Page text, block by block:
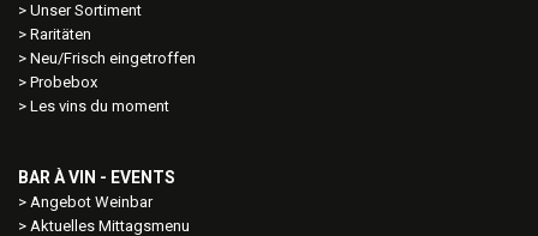
Unser Sortiment
Raritäten
Neu/Frisch eingetroffen
Probebox
Les vins du moment
BAR À VIN - EVENTS
Angebot Weinbar
Aktuelles Mittagsmenu